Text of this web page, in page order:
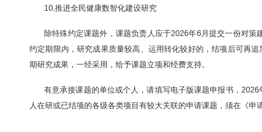
10.推进全民健康数智化建设研究
除特殊约定课题外，课题负责人应于2026年6月提交一份对策
约定期限内，研究成果质量较高、运用转化较好的，结项后可再追
期研究成果，一经采用，给予课题立项和经费支持。
有意承接课题的单位或个人，请填写电子版课题申报书， 2026
人在研或已结项的各级各类项目有较大关联的申请课题，须在《